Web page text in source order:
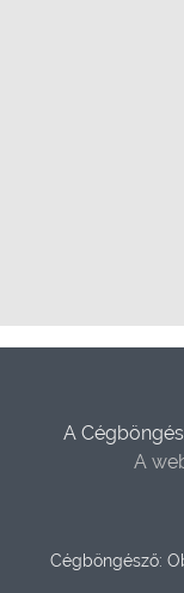
A
A
Cégböngésző: